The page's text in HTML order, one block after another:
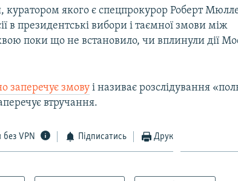
куратором якого є спецпрокурор Роберт
в президентські вибори і таємної змови між
поки що не встановило, чи вплинули дії
заперечує змову і називає розслідування
втручання.
без VPN Підписатись Друк